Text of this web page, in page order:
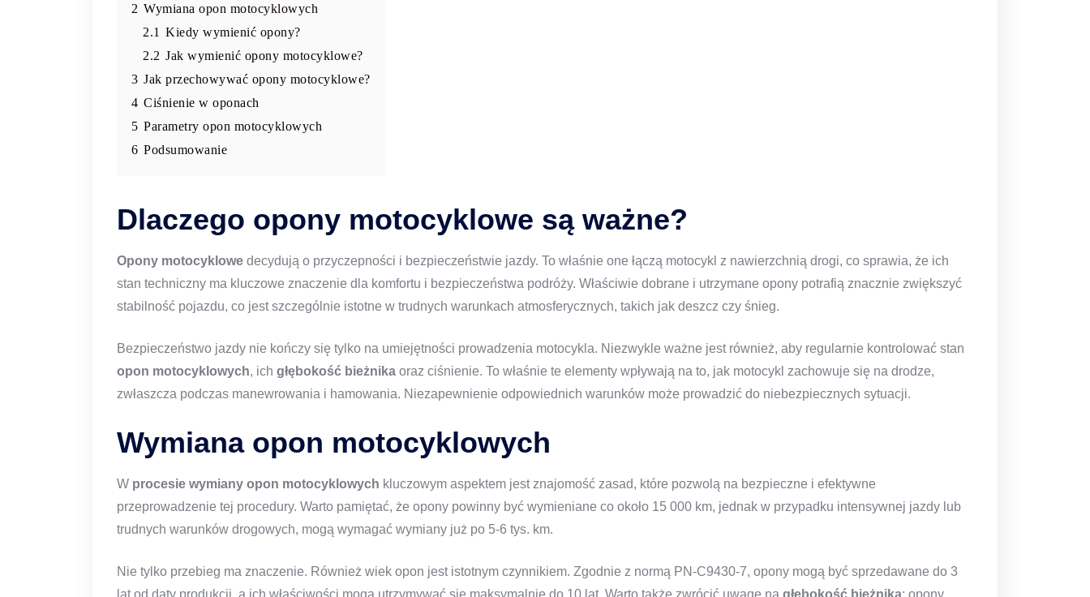
2 Wymiana opon motocyklowych
2.1 Kiedy wymienić opony?
2.2 Jak wymienić opony motocyklowe?
3 Jak przechowywać opony motocyklowe?
4 Ciśnienie w oponach
5 Parametry opon motocyklowych
6 Podsumowanie
Dlaczego opony motocyklowe są ważne?
Opony motocyklowe decydują o przyczepności i bezpieczeństwie jazdy. To właśnie one łączą motocykl z nawierzchnią drogi, co sprawia, że ich
stan techniczny ma kluczowe znaczenie dla komfortu i bezpieczeństwa podróży. Właściwie dobrane i utrzymane opony potrafią znacznie zwiększyć
stabilność pojazdu, co jest szczególnie istotne w trudnych warunkach atmosferycznych, takich jak deszcz czy śnieg.
Bezpieczeństwo jazdy nie kończy się tylko na umiejętności prowadzenia motocykla. Niezwykle ważne jest również, aby regularnie kontrolować stan
opon motocyklowych, ich głębokość bieżnika oraz ciśnienie. To właśnie te elementy wpływają na to, jak motocykl zachowuje się na drodze,
zwłaszcza podczas manewrowania i hamowania. Niezapewnienie odpowiednich warunków może prowadzić do niebezpiecznych sytuacji.
Wymiana opon motocyklowych
W procesie wymiany opon motocyklowych kluczowym aspektem jest znajomość zasad, które pozwolą na bezpieczne i efektywne
przeprowadzenie tej procedury. Warto pamiętać, że opony powinny być wymieniane co około 15 000 km, jednak w przypadku intensywnej jazdy lub
trudnych warunków drogowych, mogą wymagać wymiany już po 5-6 tys. km.
Nie tylko przebieg ma znaczenie. Również wiek opon jest istotnym czynnikiem. Zgodnie z normą PN-C9430-7, opony mogą być sprzedawane do 3
lat od daty produkcji, a ich właściwości mogą utrzymywać się maksymalnie do 10 lat. Warto także zwrócić uwagę na głębokość bieżnika; opony